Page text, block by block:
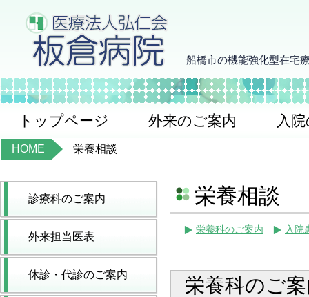
船橋市の機能強化型在宅
トップページ 外来のご案内 入
HOME 栄養相談
診療科のご案内
外来担当医表
休診・代診のご案内
栄養相談
栄養科のご案内 入院
栄養科のご